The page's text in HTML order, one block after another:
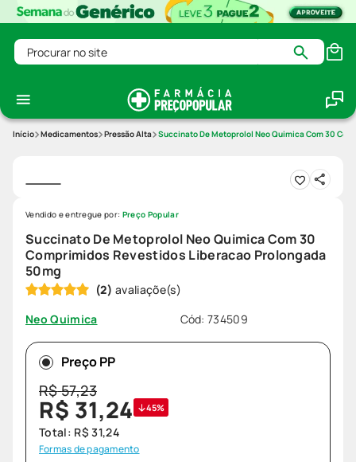
Procurar no site
Medicamentos Pressão Alta Succinato De Metoprolol Neo Quimica Com 30
Succinato De Metoprolol Neo Quimica Com 30
Comprimidos Revestidos Liberacao Prolongada
50mg
(2)
Neo Quimica
Cód:734509
Vendido e entregue por: Preço Popular
Preço PP
R$57,23
R$ 31,24 45%
Total: R$ 31,24
Formas de pagamento